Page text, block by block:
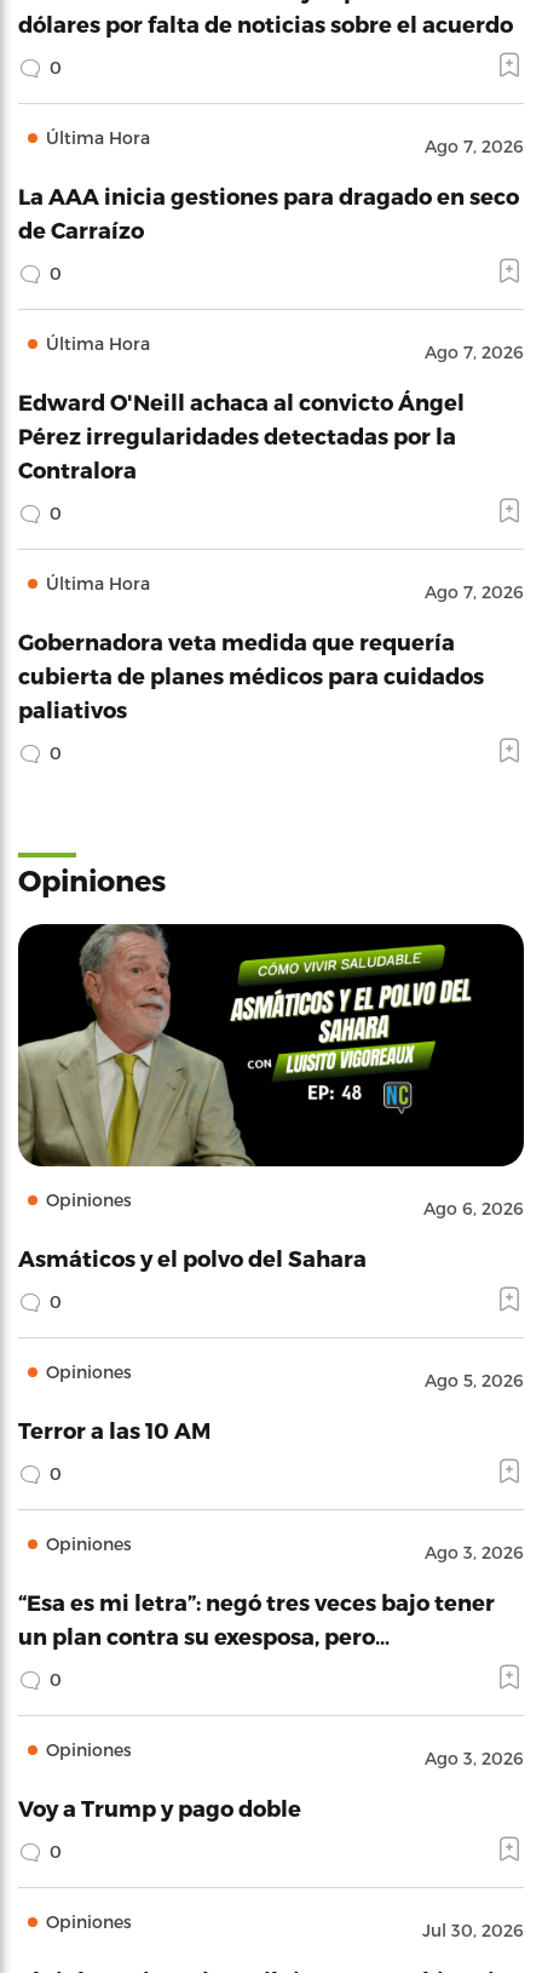
dólares por falta de noticias sobre el acuerdo
0
Última Hora Ago 7, 2026
La AAA inicia gestiones para dragado en seco
de Carraízo
0
Última Hora Ago 7, 2026
Edward O'Neill achaca al convicto Ángel
Pérez irregularidades detectadas por la
Contralora
0
Última Hora Ago 7, 2026
Gobernadora veta medida que requería
cubierta de planes médicos para cuidados
paliativos
0
Opiniones
Opiniones Ago 6, 2026
Asmáticos y el polvo del Sahara
0
Opiniones Ago 5, 2026
Terror a las 10 AM
0
Opiniones Ago 3, 2026
“Esa es mi letra”: negó tres veces bajo tener
un plan contra su exesposa, pero…
0
Opiniones Ago 3, 2026
Voy a Trump y pago doble
0
Opiniones Jul 30, 2026